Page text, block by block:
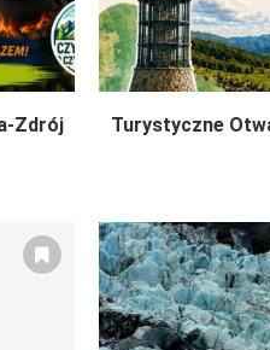
Zdrój
Turystyczne